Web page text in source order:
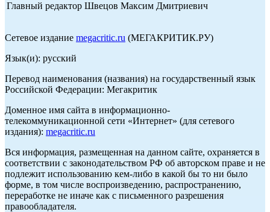
Главный редактор Швецов Максим Дмитриевич
Сетевое издание megacritic.ru (МЕГАКРИТИК.РУ)
Язык(и): русский
Перевод наименования (названия) на государственный язык
Российской Федерации: Мегакритик
Доменное имя сайта в информационно-
телекоммуникационной сети «Интернет» (для сетевого
издания): megacritic.ru
Вся информация, размещенная на данном сайте, охраняется в
соответствии с законодательством РФ об авторском праве и не
подлежит использованию кем-либо в какой бы то ни было
форме, в том числе воспроизведению, распространению,
переработке не иначе как с письменного разрешения
правообладателя.